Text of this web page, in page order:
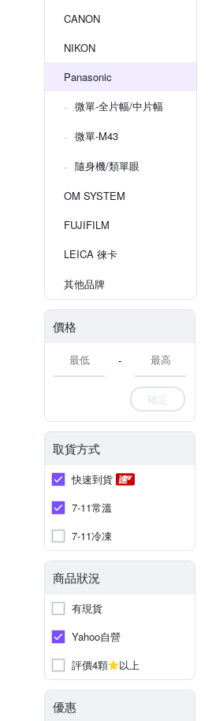
CANON
NIKON
Panasonic
微單-全片幅/中片幅
微單-M43
隨身機/類單眼
OM SYSTEM
FUJIFILM
LEICA 徠卡
其他品牌
價格
-
確定
取貨方式
快速到貨
7-11常溫
7-11冷凍
商品狀況
有現貨
Yahoo自營
評價4顆
以上
優惠